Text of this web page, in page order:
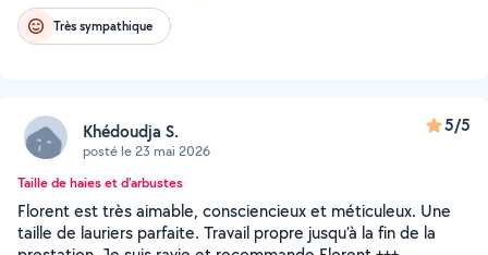
Très sympathique
Khédoudja S.
posté le 23 mai 2026
5/5
Taille de haies et d'arbustes
Florent est très aimable, consciencieux et méticuleux. Une
taille de lauriers parfaite. Travail propre jusqu’à la fin de la